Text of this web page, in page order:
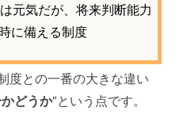
元気だが、将来判断能力
に備える制度
度との一番の大きな違い
どうか”という点です。